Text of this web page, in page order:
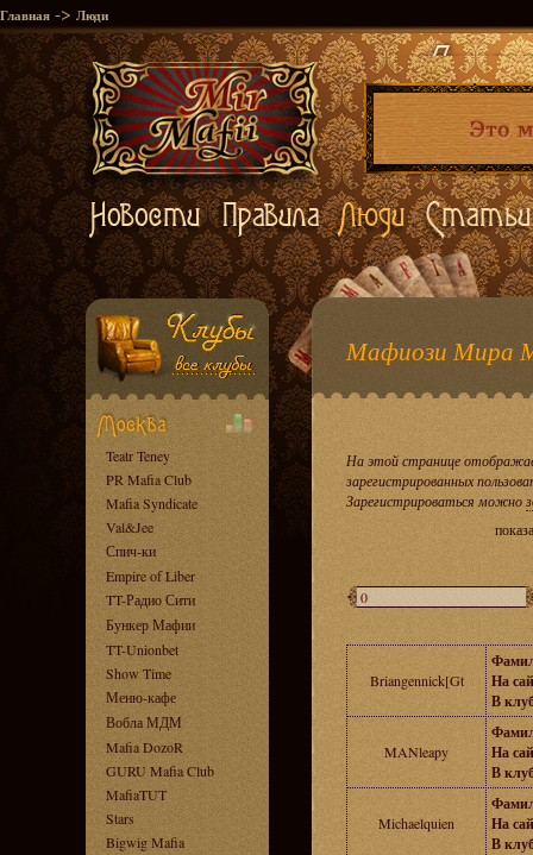
Главная -> Люди
Teatr Teney
PR Mafia Club
Mafia Syndicate
Val&Jee
Спич-ки
Empire of Liber
TT-Радио Сити
Бункер Мафии
TT-Unionbet
Show Time
Меню-кафе
Вобла МДМ
Mafia DozoR
GURU Mafia Club
MafiaTUT
Stars
Bigwig Mafia
Мафиози Мира
На этой странице
зарегистрированных
Зарегистрироваться можно
Briangennick[Gt
На
В
MANleapy
На
В
Michaelquien
На
В